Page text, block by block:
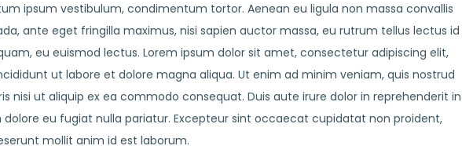
ipsum vestibulum, condimentum tortor. Aenean eu ligula non massa convallis
ante eget fringilla maximus, nisi sapien auctor massa, eu rutrum tellus lectus id
eu euismod lectus. Lorem ipsum dolor sit amet, consectetur adipiscing elit,
ut labore et dolore magna aliqua. Ut enim ad minim veniam, quis nostrud
nisi ut aliquip ex ea commodo consequat. Duis aute irure dolor in reprehenderit in
eu fugiat nulla pariatur. Excepteur sint occaecat cupidatat non proident,
mollit anim id est laborum.